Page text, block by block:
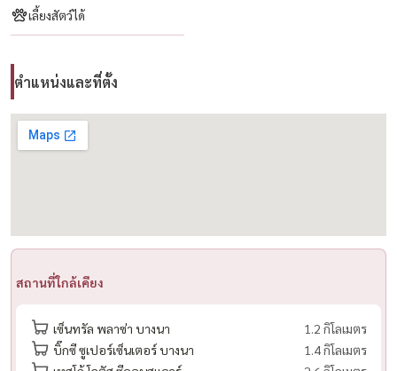
– ตู้เย็น
– ไมโครเวฟ (ย่างได้)
– เครื่องทำน้ำอุ่น
– โซฟาไฟฟ้า
– ห้องแต่งตัว
– ฟิตเนส
– Co-working Space
– ระบบรักษาความปลอดภัย 24 ชม.
เลี้ยงสัตว์ได้
ตำแหน่งและที่ตั้ง
สถานที่ใกล้เคียง
เซ็นทรัล พลาซ่า บางนา
1.2 กิโลเมตร
บิ๊กซี ซูเปอร์เซ็นเตอร์ บางนา
1.4 กิโลเมตร